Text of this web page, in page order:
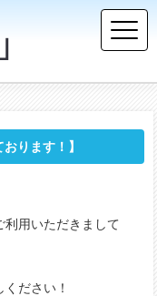
おります！】
利用いただきまして
ださい！